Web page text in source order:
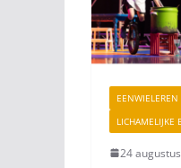
EENWIELEREN
LICHAMELIJKE
24